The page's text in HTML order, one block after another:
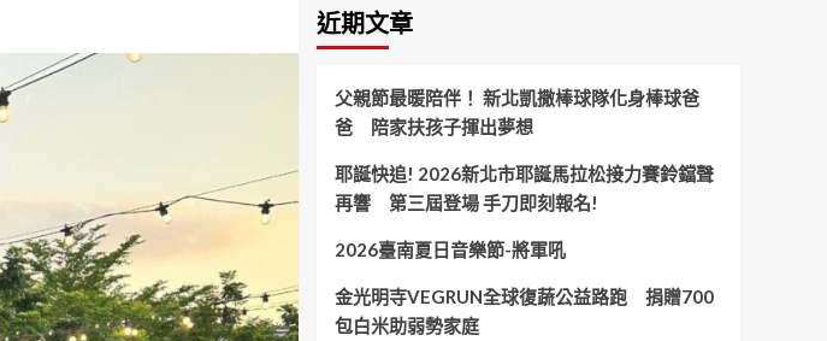
近期文章
父親節最暖陪伴！ 新北凱撒棒球隊化身棒球爸
爸 陪家扶孩子揮出夢想
耶誕快追! 2026新北市耶誕馬拉松接力賽鈴鐺聲
再響 第三屆登場 手刀即刻報名!
2026臺南夏日音樂節-將軍吼
金光明寺VEGRUN全球復蔬公益路跑 捐贈700
包白米助弱勢家庭